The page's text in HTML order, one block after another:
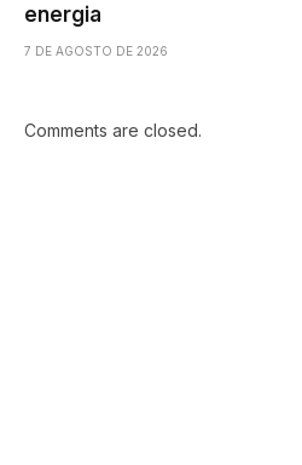
energia
7 DE AGOSTO DE 2026
Comments are closed.